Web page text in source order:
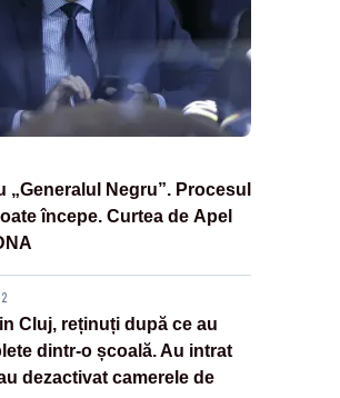
„Generalul Negru”. Procesul
începe. Curtea de Apel
Cluj, reținuți după ce au
dintr-o școală. Au intrat
dezactivat camerele de